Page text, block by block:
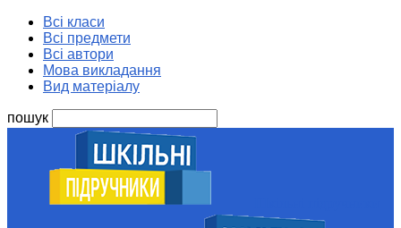
Всі класи
Всі предмети
Всі автори
Мова викладання
Вид матеріалу
пошук